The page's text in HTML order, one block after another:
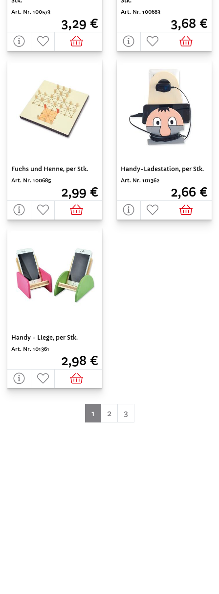
Art. Nr. 100573
3,29 €
Art. Nr. 100683
3,68 €
Fuchs und Henne, per Stk.
Art. Nr. 100685
2,99 €
Handy-Ladestation, per Stk.
Art. Nr. 101362
2,66 €
Handy - Liege, per Stk.
Art. Nr. 101361
2,98 €
1 (aktuell)
2 3